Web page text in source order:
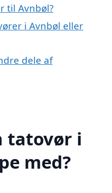
til Avnbøl?
i Avnbøl eller
dele af
tatovør i
med?